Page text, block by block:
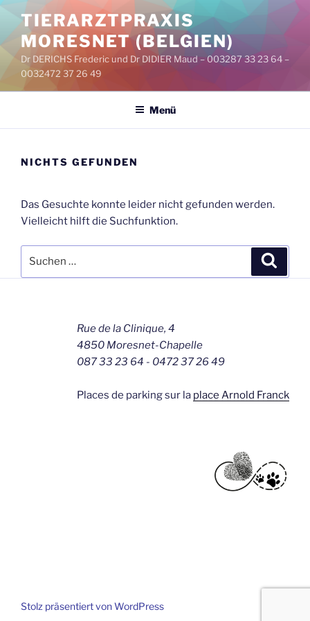
Zum
Inhalt
springen
TIERARZTPRAXIS
MORESNET (BELGIEN)
Dr DERICHS Frederic und Dr DIDIER Maud – 003287 33 23 64 –
0032472 37 26 49
Menü
NICHTS GEFUNDEN
Das Gesuchte konnte leider nicht gefunden werden.
Vielleicht hilft die Suchfunktion.
nach:
Rue de la Clinique, 4
4850 Moresnet-Chapelle
087 33 23 64 - 0472 37 26 49
Places de parking sur la place Arnold Franck
Stolz präsentiert von WordPress